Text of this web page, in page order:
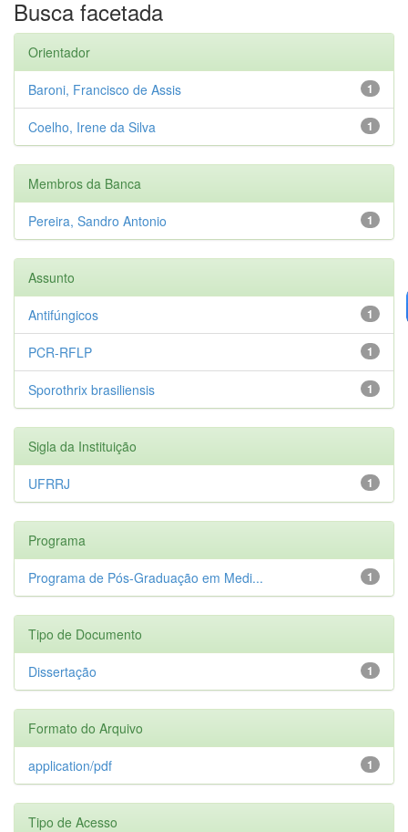
Busca facetada
Orientador
1
Baroni, Francisco de Assis
1
Coelho, Irene da Silva
Membros da Banca
1
Pereira, Sandro Antonio
Assunto
1
Antifúngicos
1
PCR-RFLP
1
Sporothrix brasiliensis
Sigla da Instituição
1
UFRRJ
Programa
1
Programa de Pós-Graduação em Medi...
Tipo de Documento
1
Dissertação
Formato do Arquivo
1
application/pdf
Tipo de Acesso